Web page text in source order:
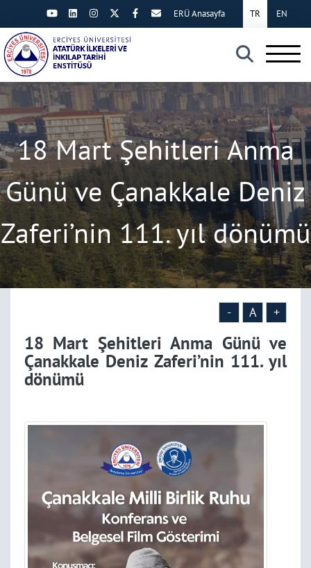
×
TR EN
ERÜ Anasayfa
18 Mart Şehitleri Anma
Günü ve Çanakkale Deniz
Zaferi’nin 111. yıl dönümü
- A +
18 Mart Şehitleri Anma Günü ve
Çanakkale Deniz Zaferi’nin 111. yıl
dönümü